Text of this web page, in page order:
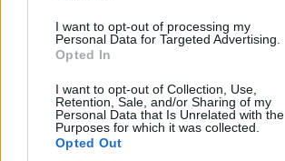
I want to opt-out of processing my
Personal Data for Targeted Advertising.
Opted In
I want to opt-out of Collection, Use,
Retention, Sale, and/or Sharing of my
Personal Data that Is Unrelated with the
Purposes for which it was collected.
Opted Out